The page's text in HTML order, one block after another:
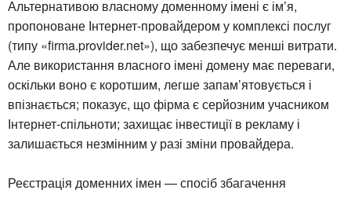
Альтернативою власному доменному імені є ім’я,
пропоноване Інтернет-провайдером у комплексі послуг
(типу «firma.provider.net»), що забезпечує менші витрати.
Але використання власного імені домену має переваги,
оскільки воно є коротшим, легше запам’ятовується і
впізнається; показує, що фірма є серйозним учасником
Інтернет-спільноти; захищає інвестиції в рекламу і
залишається незмінним у разі зміни провайдера.
Реєстрація доменних імен — спосіб збагачення